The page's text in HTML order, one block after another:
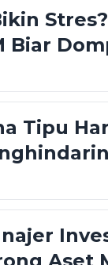
Biar
Tipu